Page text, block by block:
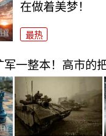
在做着美梦！
最热
一整本！高市的